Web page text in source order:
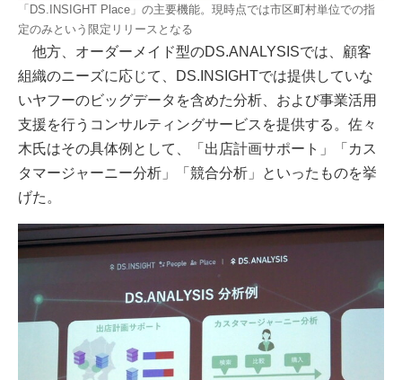
「DS.INSIGHT Place」の主要機能。現時点では市区町村単位での指
定のみという限定リリースとなる
他方、オーダーメイド型のDS.ANALYSISでは、顧客
組織のニーズに応じて、DS.INSIGHTでは提供していな
いヤフーのビッグデータを含めた分析、および事業活用
支援を行うコンサルティングサービスを提供する。佐々
木氏はその具体例として、「出店計画サポート」「カス
タマージャーニー分析」「競合分析」といったものを挙
げた。